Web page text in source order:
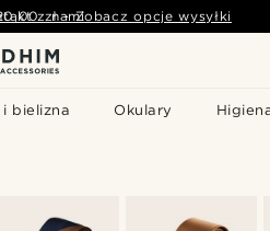
bielizna Okulary
zł - Zobacz opcje wysyłki
z nami